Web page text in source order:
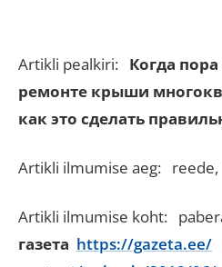
Artikli pealkiri: Когда
ремонте крыши
как это сделать
Artikli ilmumise aeg:
Artikli ilmumise koht:
газета https://gazeta.ee/